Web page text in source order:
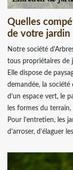
Quelles
de votre jardin
Notre société
tous propriétaires de
Elle dispose de
demandée, la
d’un espace vert, le
les formes du
Pour l’entretien, les
d’arroser, d’élaguer